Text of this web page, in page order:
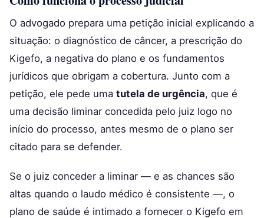
O advogado prepara uma petição inicial explicando a
situação: o diagnóstico de câncer, a prescrição do
Kigefo, a negativa do plano e os fundamentos
jurídicos que obrigam a cobertura. Junto com a
petição, ele pede uma tutela de urgência, que é
uma decisão liminar concedida pelo juiz logo no
início do processo, antes mesmo de o plano ser
citado para se defender.
Se o juiz conceder a liminar — e as chances são
altas quando o laudo médico é consistente —, o
plano de saúde é intimado a fornecer o Kigefo em